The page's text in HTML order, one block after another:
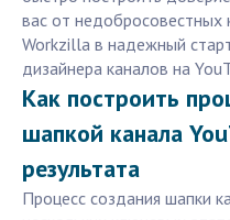
вас от недобросовестных
Workzilla в надежный
дизайнера каналов на
Как построить
шапкой канала
результата
Процесс создания шапки